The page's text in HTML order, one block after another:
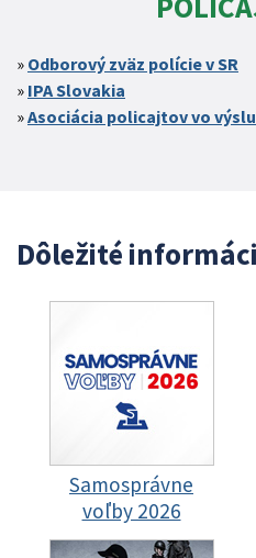
Odborový zväz polície v SR
IPA Slovakia
Asociácia policajtov vo
Dôležité
Samosprávne
voľby 2026